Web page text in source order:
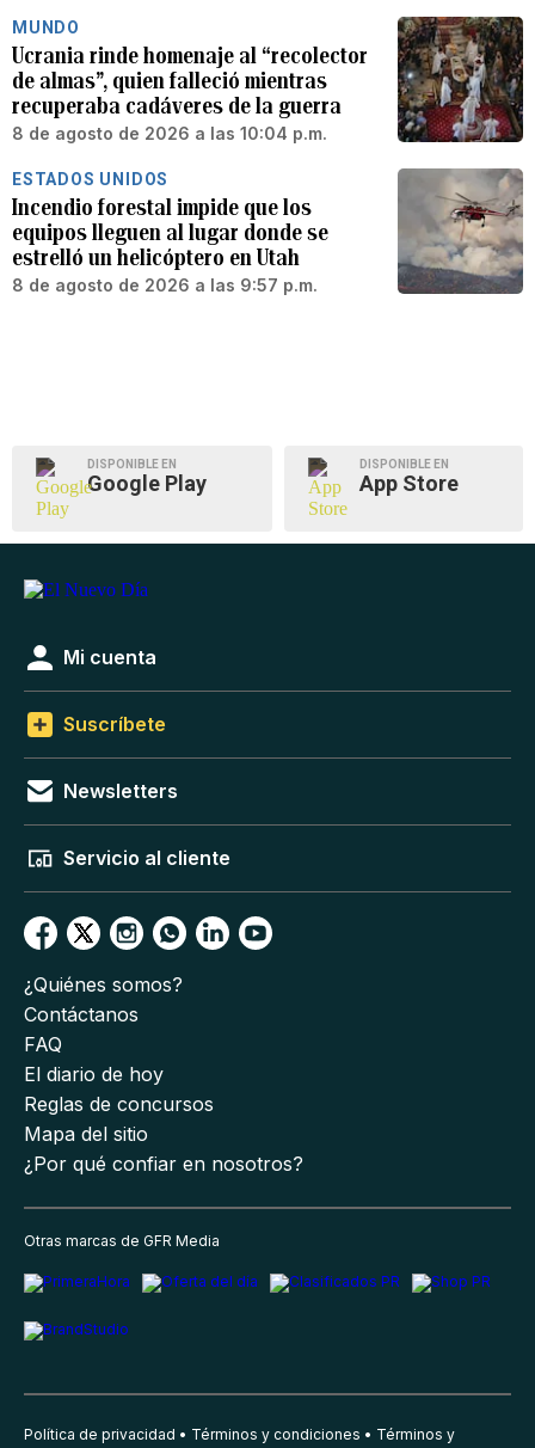
MUNDO
Ucrania rinde homenaje al “recolector
de almas”, quien falleció mientras
recuperaba cadáveres de la guerra
8 de agosto de 2026 a las 10:04 p.m.
ESTADOS UNIDOS
Incendio forestal impide que los
equipos lleguen al lugar donde se
estrelló un helicóptero en Utah
8 de agosto de 2026 a las 9:57 p.m.
DISPONIBLE EN
Google Play
DISPONIBLE EN
App Store
Mi cuenta
Suscríbete
Newsletters
Servicio al cliente
¿Quiénes somos?
Contáctanos
FAQ
El diario de hoy
Reglas de concursos
Mapa del sitio
¿Por qué confiar en nosotros?
Otras marcas de GFR Media
Política de privacidad Términos y condiciones Términos y